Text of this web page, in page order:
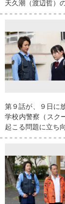
天久潮（渡辺哲）
第９話が、９日に
学校内警察（スク
起こる問題に立ち